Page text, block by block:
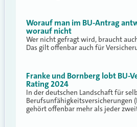
Worauf man im BU-Antrag
worauf nicht
Wer nicht gefragt wird, braucht
Das gilt offenbar auch für
Franke und Bornberg lobt BU-
Rating 2024
In der deutschen Landschaft für
Berufsunfähigkeitsversicherungen
gehört offenbar mehr als jeder